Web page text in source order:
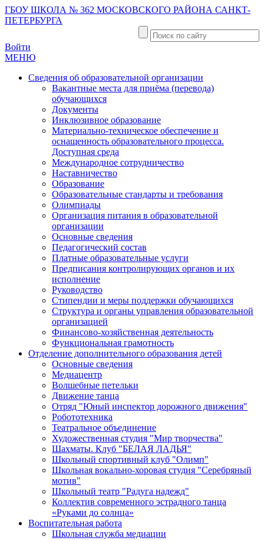
ГБОУ ШКОЛА № 362 МОСКОВСКОГО РАЙОНА САНКТ-
ПЕТЕРБУРГА
Войти
МЕНЮ
Сведения об образовательной организации
Вакантные места для приёма (перевода)
обучающихся
Документы
Инклюзивное образование
Материально-техническое обеспечение и
оснащенность образовательного процесса.
Доступная среда
Международное сотрудничество
Наставничество
Образование
Образовательные стандарты и требования
Олимпиады
Организация питания в образовательной
организации
Основные сведения
Педагогический состав
Платные образовательные услуги
Предписания контролирующих органов и их
исполнение
Руководство
Стипендии и меры поддержки обучающихся
Структура и органы управления образовательной
организацией
Финансово-хозяйственная деятельность
Функциональная грамотность
Отделение дополнительного образования детей
Основные сведения
Медиацентр
Волшебные петельки
Движение танца
Отряд "Юный инспектор дорожного движения"
Робототехника
Театральное объединение
Художественная студия "Мир творчества"
Шахматы. Клуб "БЕЛАЯ ЛАДЬЯ"
Школьный спортивный клуб "Олимп"
Школьная вокально-хоровая студия "Серебряный
мотив"
Школьный театр "Радуга надежд"
Коллектив современного эстрадного танца
«Руками до солнца»
Воспитательная работа
Школьная служба медиации